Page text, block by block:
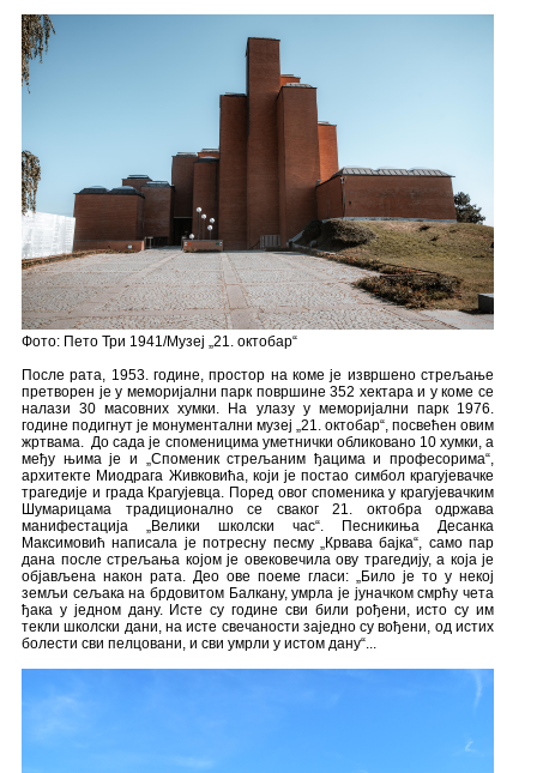
Фото: Пето Три 1941/Музеј „21. октобар“
После рата, 1953. године, простор на коме је извршено стрељање
претворен је у меморијални парк површине 352 хектара и у коме се
налази 30 масовних хумки. На улазу у меморијални парк 1976.
године подигнут је монументални музеј „21. октобар“, посвећен овим
жртвама. До сада је споменицима уметнички обликовано 10 хумки, а
међу њима је и „Споменик стрељаним ђацима и професорима“,
архитекте Миодрага Живковића, који је постао симбол крагујевачке
трагедије и града Крагујевца. Поред овог споменика у крагујевачким
Шумарицама традиционално се сваког 21. октобра одржава
манифестација „Велики школски час“. Песникиња Десанка
Максимовић написала је потресну песму „Крвава бајка“, само пар
дана после стрељања којом је овековечила ову трагедију, а која је
објављена након рата. Део ове поеме гласи: „Било је то у некој
земљи сељака на брдовитом Балкану, умрла је јуначком смрћу чета
ђака у једном дану. Исте су године сви били рођени, исто су им
текли школски дани, на исте свечаности заједно су вођени, од истих
болести сви пелцовани, и сви умрли у истом дану“...